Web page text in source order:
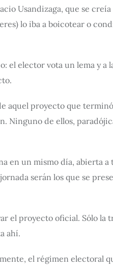
Usandizaga, que se
lo iba a boicotear o
el elector vota un lema y a
aquel proyecto que
Ninguno de ellos,
un mismo día, abierta
serán los que se
el proyecto oficial. Sólo la
ahí.
el régimen electoral